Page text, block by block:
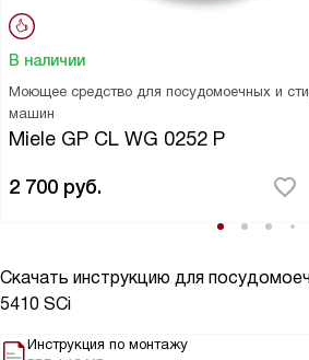
В наличии
Моющее средство для посудомоечных и
машин
Miele GP CL WG 0252 P
2 700 руб.
Скачать инструкцию для
5410 SCi
Инструкция по монтажу